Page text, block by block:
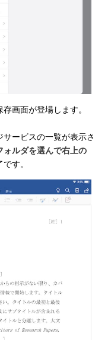
画面が登場します。
ービスの一覧が表示さ
ォルダを選んで右上の
す。